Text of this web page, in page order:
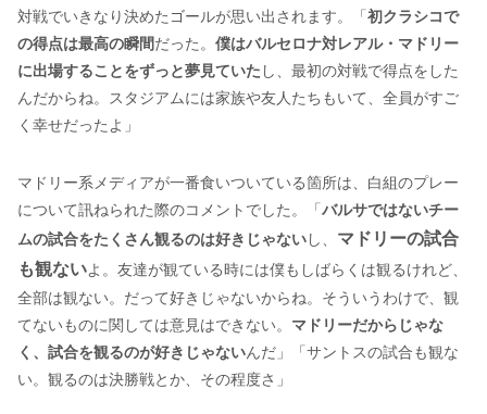
対戦でいきなり決めたゴールが思い出されます。「 初クラシコで
の得点は最高の瞬間だった。 僕はバルセロナ対レアル・マドリー
に出場することをずっと夢見ていた し、最初の対戦で得点をした
んだからね。スタジアムには家族や友人たちもいて、全員がすご
く幸せだったよ」
マドリー系メディアが一番食いついている箇所は、白組のプレー
について訊ねられた際のコメントでした。「 バルサではないチー
ムの試合をたくさん観るのは好きじゃないし、 マドリーの試合
も観ないよ。友達が観ている時には僕もしばらくは観るけれど、
全部は観ない。だって好きじゃないからね。そういうわけで、観
てないものに関しては意見はできない。 マドリーだからじゃな
く、試合を観るのが好きじゃないんだ」「サントスの試合も観な
い。観るのは決勝戦とか、その程度さ」